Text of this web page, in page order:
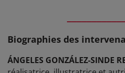
Biographies des
ÁNGELES GONZÁLEZ-SINDE